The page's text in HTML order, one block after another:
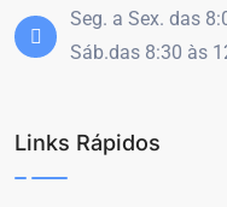
Seg. a Sex. das
Sáb.das 8:30 às
Links Rápidos